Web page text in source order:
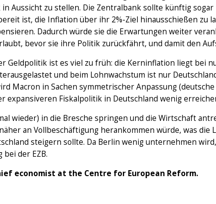
Aussicht zu stellen. Die Zentralbank sollte künftig sogar
ist, die Inflation über ihr 2%-Ziel hinausschießen zu
Dadurch würde sie die Erwartungen weiter
bevor sie ihre Politik zurückfährt, und damit den
Geldpolitik ist es viel zu früh: die Kerninflation liegt bei
und beim Lohnwachstum ist nur
Macron in Sachen symmetrischer Anpassung
expansiveren Fiskalpolitik in Deutschland wenig
wieder) in die Bresche springen und die Wirtschaft
an Vollbeschäftigung herankommen würde, was die
steigern sollte. Da Berlin wenig unternehmen
der EZB.
economist at the Centre for European Reform.